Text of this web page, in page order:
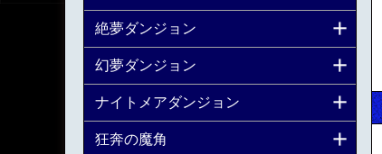
絶夢ダンジョン
幻夢ダンジョン
ナイトメアダンジョン
狂奔の魔角